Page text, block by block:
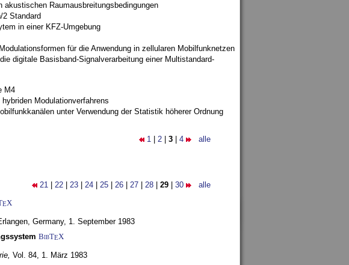
Raumausbreitungsbedingungen
2 Standard
in einer KFZ-Umgebung
für die Anwendung in zellularen Mobilfunknetzen
digitale Basisband-Signalverarbeitung einer Multistandard-
M4
Modulationverfahrens
unter Verwendung der Statistik höherer Ordnung
1 2 3 4 alle
21 22 23 24 25 26 27 28 29 30 alle
EX
Germany, 1. September 1983
BibTEX
Vol. 84, 1. März 1983